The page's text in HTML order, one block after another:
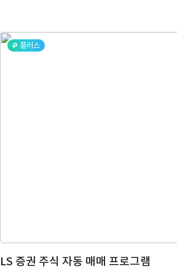
플러스
LS 증권 주식 자동 매매 프로그램